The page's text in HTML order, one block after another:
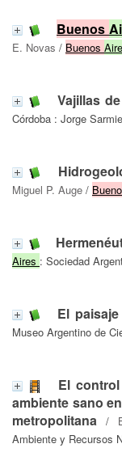
Buenos
E. Novas / Buenos
Vajillas
Córdoba : Jorge
Miguel P. Auge /
Aires : Sociedad
El
Museo Argentino de
El control
ambiente sano
metropolitana /
Ambiente y Recursos